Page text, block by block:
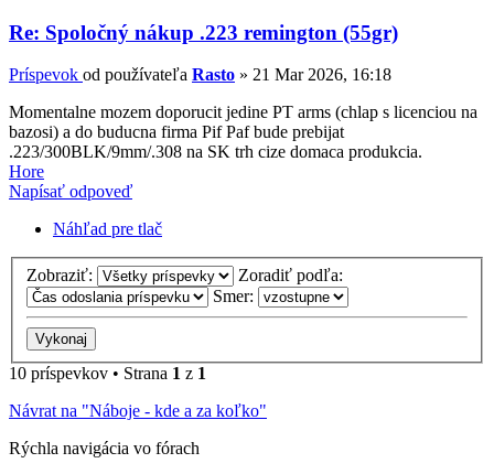
Re: Spoločný nákup .223 remington (55gr)
Príspevok od používateľa Rasto » 21 Mar 2026, 16:18
Momentalne mozem doporucit jedine PT arms (chlap s licenciou na
bazosi) a do buducna firma Pif Paf bude prebijat
.223/300BLK/9mm/.308 na SK trh cize domaca produkcia.
Hore
Napísať odpoveď
Náhľad pre tlač
Zobraziť:
Zoradiť podľa:
Smer:
10 príspevkov • Strana 1 z 1
Návrat na "Náboje - kde a za koľko"
Rýchla navigácia vo fórach